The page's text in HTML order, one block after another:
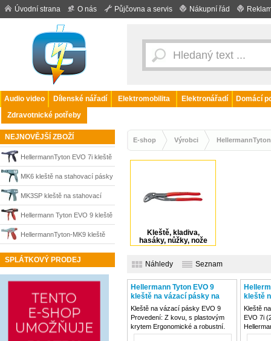
Úvodní strana O nás Půjčovna a servis Nákupní řád
Audio video Dílenské nářadí Elektromobilita Elektronářadí
Domácí
Zdravotnické potřeby
NEJNOVĚJŠÍ ZBOŽÍ
HellermannTyton EVO 7i kleště
na vázací pásky na kabely 2,4-
4,8 mm
MK6 kleště na stahovací pásky
max. šířky 9 mm
HellermannTyton
MK3SP kleště na stahovací
pásky max. šířky 4,8 mm
HellermannTyton
Hellermann Tyton EVO 9 kleště
na vázací pásky na kabely
HellermannTyton-MK9 kleště
pro stahovací pásky max.
SPLÁTKOVÝ PRODEJ
E-shop Výrobci HellermannTyton
Kleště, kladiva,
hasáky, nůžky, nože
Náhledy Seznam
Hellermann Tyton EVO 9
kleště na vázací pásky na
kabely
Kleště na vázací pásky EVO 9
Provedení: Z kovu, s plastovým
krytem Ergonomické a robustní.
Při práci bez zpětných nárazů
kleště
kabely
Kleště
EVO 7i
kovu, s